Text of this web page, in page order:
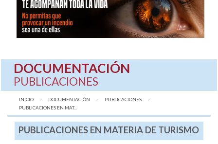
DOCUMENTACIÓN
PUBLICACIONES
INICIO DOCUMENTACIÓN
PUBLICACIONES
AQUÍ:
PUBLICACIONES EN MAT...
PUBLICACIONES EN MATERIA DE TURISMO